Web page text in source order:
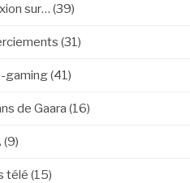
sur… (39)
(31)
gaming(41)
de Gaara (16)
(9)
télé (15)